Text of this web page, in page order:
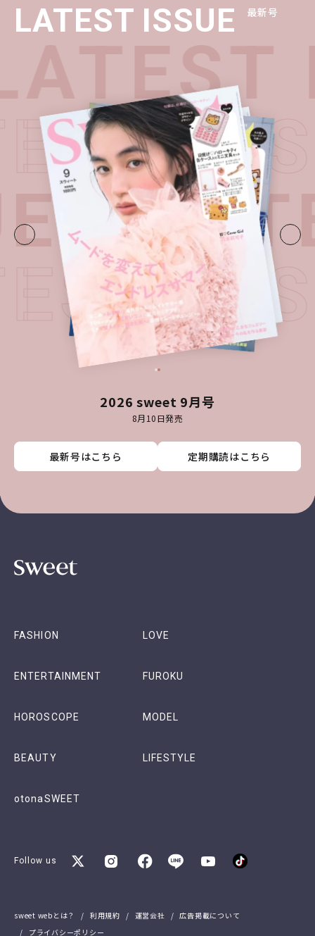
LATEST ISSUE 最新号
2026 sweet 9月号
8月10日発売
最新号はこちら 定期購読はこちら
最新号はこちら 定期購読はこちら
最新号はこちら 定期購読はこちら
最新号はこちら 定期購読はこちら
・
FASHION LOVE
ENTERTAINMENT FUROKU
HOROSCOPE MODEL
BEAUTY LIFESTYLE
otonaSWEET
Follow us
sweet webとは？ 利用規約 運営会社
広告掲載について
プライバシーポリシー